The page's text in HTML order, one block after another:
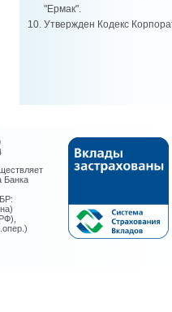
"Ермак".
Утвержден Кодекс
Банка